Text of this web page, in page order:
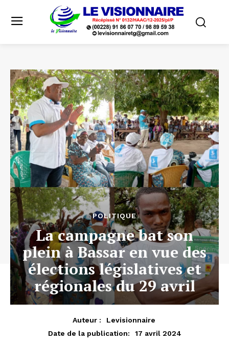
POLITIQUE
La campagne bat son
plein à Bassar en vue des
élections législatives et
régionales du 29 avril
Auteur :
Levisionnaire
Date de la publication:
17 avril 2024